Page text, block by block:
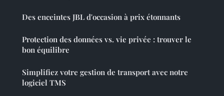
Des enceintes JBL d'occasion à prix étonnants
Protection des données vs. vie privée : trouver le
bon équilibre
Simplifiez votre gestion de transport avec notre
logiciel TMS